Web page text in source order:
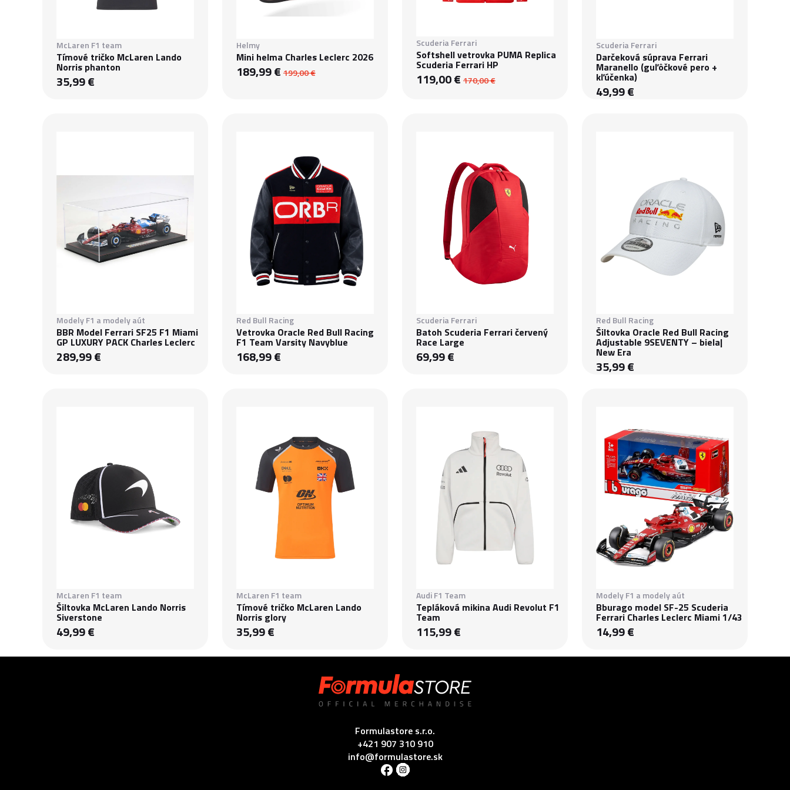
McLaren F1 team
Tímové tričko McLaren Lando
Norris phanton
35,99 €
Helmy
Mini helma Charles Leclerc 2026
189,99 € 199,00 €
Scuderia Ferrari
Softshell vetrovka PUMA Replica
Scuderia Ferrari HP
119,00 € 170,00 €
Scuderia Ferrari
Darčeková súprava Ferrari
Maranello (guľôčkové pero +
kľúčenka)
49,99 €
Modely F1 a modely aút
BBR Model Ferrari SF25 F1 Miami
GP LUXURY PACK Charles Leclerc
289,99 €
Red Bull Racing
Vetrovka Oracle Red Bull Racing
F1 Team Varsity Navyblue
168,99 €
Scuderia Ferrari
Batoh Scuderia Ferrari červený
Race Large
69,99 €
Red Bull Racing
Šiltovka Oracle Red Bull Racing
Adjustable 9SEVENTY – biela|
New Era
35,99 €
McLaren F1 team
Šiltovka McLaren Lando Norris
Siverstone
49,99 €
McLaren F1 team
Tímové tričko McLaren Lando
Norris glory
35,99 €
Audi F1 Team
Tepláková mikina Audi Revolut F1
Team
115,99 €
Modely F1 a modely aút
Bburago model SF-25 Scuderia
Ferrari Charles Leclerc Miami 1/43
14,99 €
Formulastore s.r.o.
+421 907 310 910
info@formulastore.sk